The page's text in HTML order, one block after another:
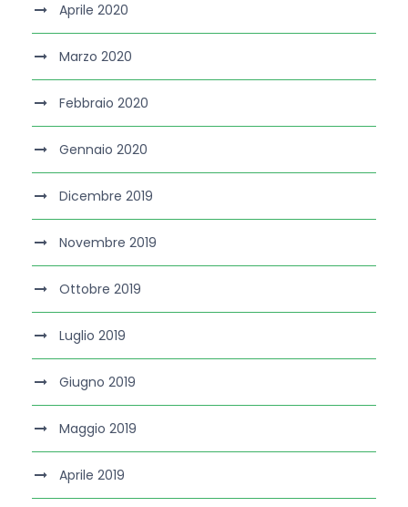
Aprile 2020
Marzo 2020
Febbraio 2020
Gennaio 2020
Dicembre 2019
Novembre 2019
Ottobre 2019
Luglio 2019
Giugno 2019
Maggio 2019
Aprile 2019